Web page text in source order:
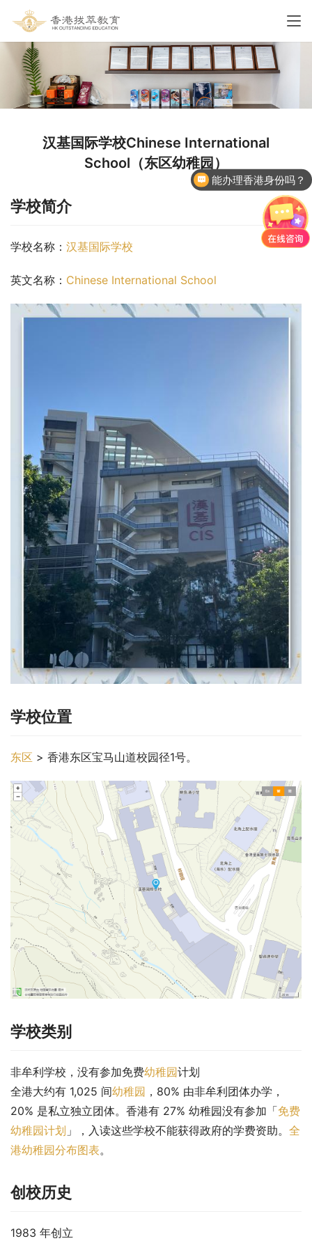
汉基国际学校Chinese International
School（东区幼稚园）
学校简介
学校名称： 汉基国际学校
英文名称： Chinese International School
学校位置
东区 > 香港东区宝马山道校园径1号。
学校类别
非牟利学校，没有参加免费幼稚园计划
全港大约有 1,025 间幼稚园 ，80% 由非牟利团体办学，
20% 是私立独立团体。香港有 27% 幼稚园没有参加「免费
幼稚园计划 」，入读这些学校不能获得政府的学费资助。 全
港幼稚园分布图表。
创校历史
1983 年创立
能办理香港身份吗？